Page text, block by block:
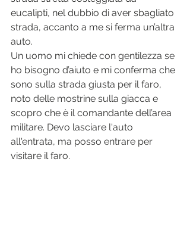
eucalipti, nel dubbio di aver sbagliato
strada, accanto a me si ferma un’altra
auto.
Un uomo mi chiede con gentilezza se
ho bisogno d’aiuto e mi conferma che
sono sulla strada giusta per il faro,
noto delle mostrine sulla giacca e
scopro che è il comandante dell’area
militare. Devo lasciare l'auto
all'entrata, ma posso entrare per
visitare il faro.